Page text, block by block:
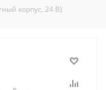
корпус, 24 В)